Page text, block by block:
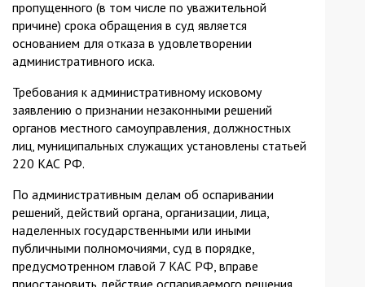
пропущенного (в том числе по уважительной
причине) срока обращения в суд является
основанием для отказа в удовлетворении
административного иска.
Требования к административному исковому
заявлению о признании незаконными решений
органов местного самоуправления, должностных
лиц, муниципальных служащих установлены статьей
220 КАС РФ.
По административным делам об оспаривании
решений, действий органа, организации, лица,
наделенных государственными или иными
публичными полномочиями, суд в порядке,
предусмотренном главой 7 КАС РФ, вправе
приостановить действие оспариваемого решения